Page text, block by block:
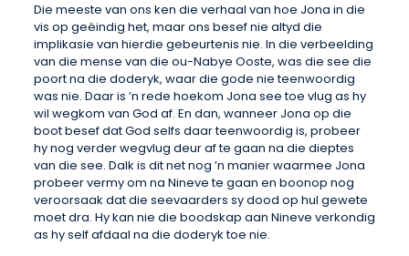
Die meeste van ons ken die verhaal van hoe Jona in die
vis op geëindig het, maar ons besef nie altyd die
implikasie van hierdie gebeurtenis nie. In die verbeelding
van die mense van die ou-Nabye Ooste, was die see die
poort na die doderyk, waar die gode nie teenwoordig
was nie. Daar is ’n rede hoekom Jona see toe vlug as hy
wil wegkom van God af. En dan, wanneer Jona op die
boot besef dat God selfs daar teenwoordig is, probeer
hy nog verder wegvlug deur af te gaan na die dieptes
van die see. Dalk is dit net nog ’n manier waarmee Jona
probeer vermy om na Nineve te gaan en boonop nog
veroorsaak dat die seevaarders sy dood op hul gewete
moet dra. Hy kan nie die boodskap aan Nineve verkondig
as hy self afdaal na die doderyk toe nie.